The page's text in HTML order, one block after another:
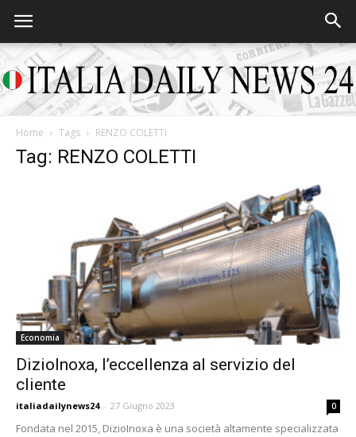
Italia
Daily
News
24
Home Tags RENZO COLETTI
Tag: RENZO COLETTI
Economia
DizioInoxa, l’eccellenza al servizio del
cliente
italiadailynews24 - 27 Giugno 2023 0
Fondata nel 2015, DizioInoxa è una società altamente specializzata